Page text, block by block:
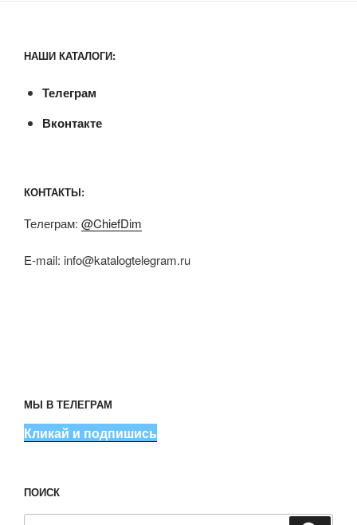
НАШИ КАТАЛОГИ:
Телеграм
Вконтакте
КОНТАКТЫ:
Телеграм: @ChiefDim
E-mail: info@katalogtelegram.ru
МЫ В ТЕЛЕГРАМ
Кликай и подпишись
ПОИСК